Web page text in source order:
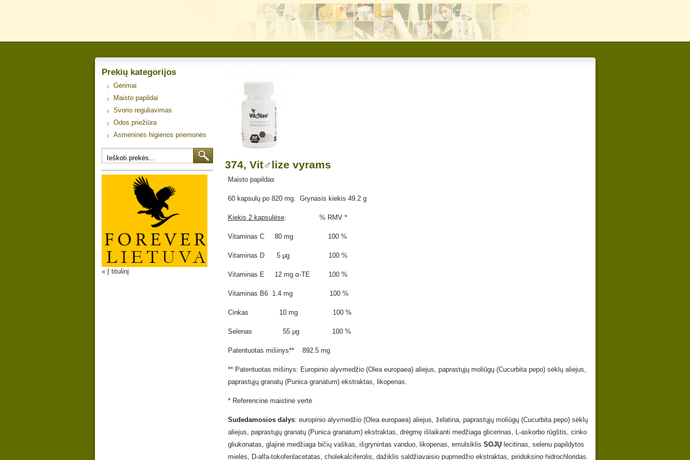
Prekių kategorijos
Gėrimai
Maisto papildai
Svorio reguliavimas
Odos priežiūra
Asmeninės higienos priemonės
« Į titulinį
374, Vit♂lize vyrams
Maisto papildas
60 kapsulų po 820 mg. Grynasis kiekis 49.2 g
Kiekis 2 kapsulėse: % RMV *
Vitaminas C 80 mg 100 %
Vitaminas D 5 μg 100 %
Vitaminas E 12 mg α-TE 100 %
Vitaminas B6 1.4 mg 100 %
Cinkas 10 mg 100 %
Selenas 55 μg 100 %
Patentuotas mišinys** 892.5 mg
** Patentuotas mišinys: Europinio alyvmedžio (Olea europaea) aliejus, paprastųjų moliūgų (Cucurbita pepo) sėklų aliejus,
paprastųjų granatų (Punica granatum) ekstraktas, likopenas.
* Referencinė maistinė vertė
Sudedamosios dalys: europinio alyvmedžio (Olea europaea) aliejus, želatina, paprastųjų moliūgų (Cucurbita pepo) sėklų
aliejus, paprastųjų granatų (Punica granatum) ekstraktas, drėgmę išlaikanti medžiaga glicerinas, L-askorbo rūgštis, cinko
gliukonatas, glajinė medžiaga bičių vaškas, išgrynintas vanduo, likopenas, emulsiklis SOJŲlecitinas, selenu papildytos
mielės, D-alfa-tokoferilacetatas, cholekalciferolis, dažiklis saldžiavaisio pupmedžio ekstraktas, piridoksino hidrochloridas.